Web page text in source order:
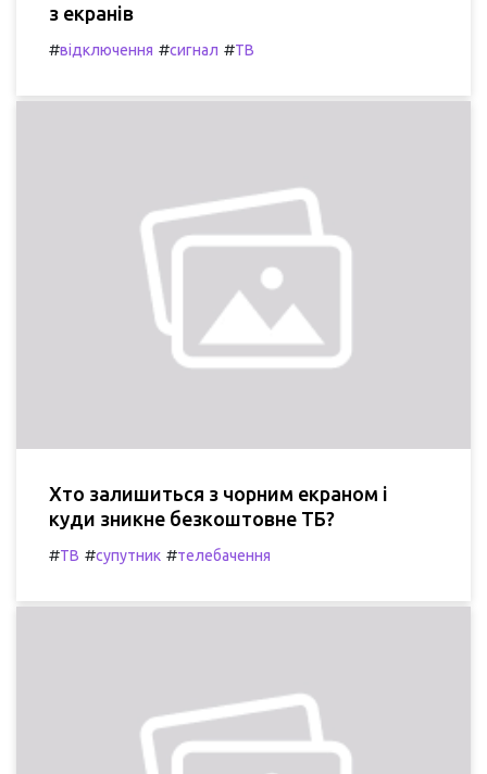
з екранів
#відключення #сигнал #ТВ
Хто залишиться з чорним екраном і
куди зникне безкоштовне ТБ?
#ТВ #супутник #телебачення